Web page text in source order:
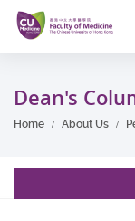
Skip
main
content
Dean's
Home About Us